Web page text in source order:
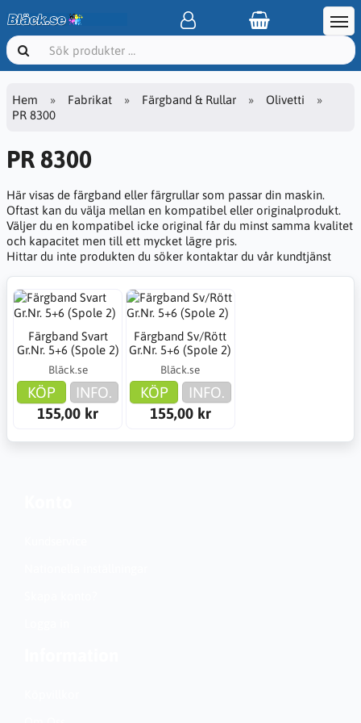
Hem Fabrikat Färgband & Rullar
Olivetti
PR 8300
PR 8300
Här visas de färgband eller färgrullar som passar din maskin.
Oftast kan du välja mellan en kompatibel eller originalprodukt.
Väljer du en kompatibel icke original får du minst samma kvalitet
och kapacitet men till ett mycket lägre pris.
Hittar du inte produkten du söker kontaktar du vår kundtjänst
Färgband Svart
Gr.Nr. 5+6 (Spole 2)
Bläck.se
KÖP
INFO.
155,00 kr
Färgband Sv/Rött
Gr.Nr. 5+6 (Spole 2)
Bläck.se
KÖP
INFO.
155,00 kr